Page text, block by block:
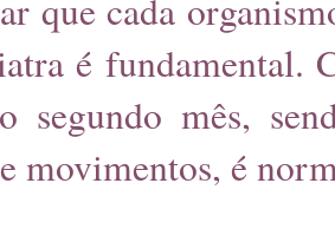
que cada
é fundamental.
segundo mês,
movimentos, é